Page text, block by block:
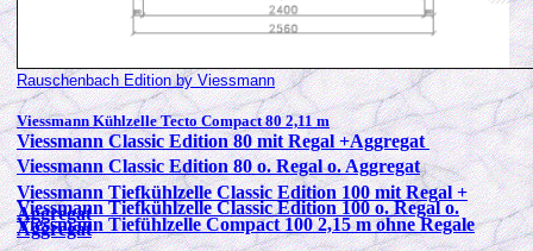
Rauschenbach Edition by Viessmann
Viessmann Kühlzelle Tecto Compact 80 2,11 m
Viessmann Classic Edition 80 mit Regal +Aggregat
Viessmann Classic Edition 80 o. Regal o. Aggregat
Viessmann Tiefkühlzelle Classic Edition 100 mit Regal +
Aggregat
Viessmann Tiefkühlzelle Classic Edition 100 o. Regal o.
Aggregat
Viessmann Tiefühlzelle Compact 100 2,15 m ohne Regale